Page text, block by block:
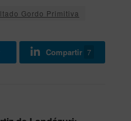
Gordo Primitiva
Compartir 7